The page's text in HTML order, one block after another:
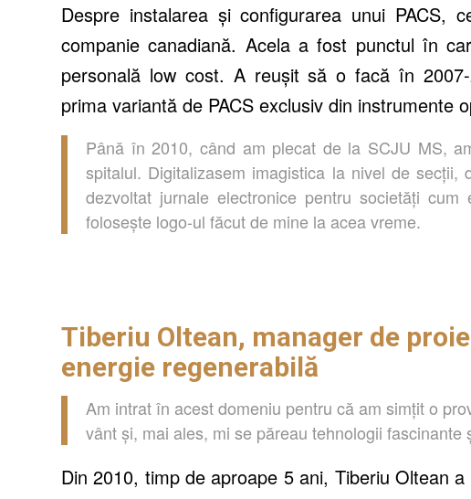
Despre instalarea și configurarea unui
companie canadiană. Acela a fost punctul în
personală low cost. A reușit să o facă în
prima variantă de PACS exclusiv din instrumente
Până în 2010, când am plecat de la SCJU MS, a
spitalul. Digitalizasem imagistica la nivel desecții,
dezvoltat jurnale electronice pentru societăți cum
folosește logo-ul făcutde mine la acea vreme.
Tiberiu Oltean, manager de
energie regenerabilă
Am intrat în acest domeniu pentru că am simțit o
vânt și, mai ales, mi se păreau tehnologii fascinante
Din 2010, timp de aproape 5 ani, Tiberiu Oltean